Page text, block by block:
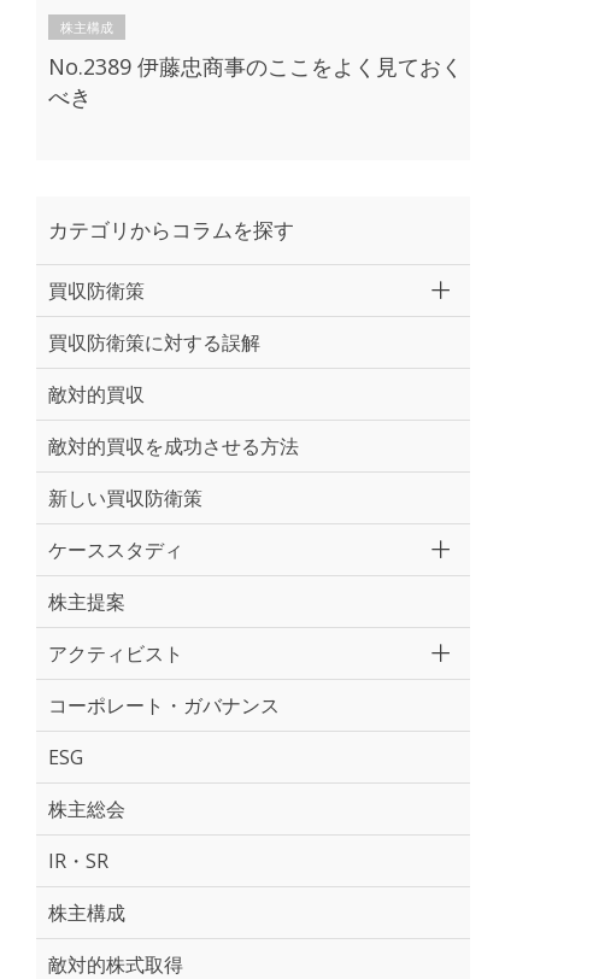
株主構成
No.2389 伊藤忠商事のここをよく見ておく
べき
カテゴリからコラムを探す
買収防衛策
買収防衛策に対する誤解
敵対的買収
敵対的買収を成功させる方法
新しい買収防衛策
ケーススタディ
株主提案
アクティビスト
コーポレート・ガバナンス
ESG
株主総会
IR・SR
株主構成
敵対的株式取得